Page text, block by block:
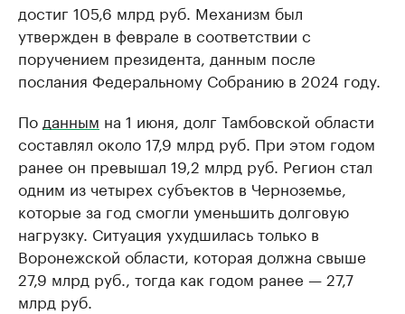
достиг 105,6 млрд руб. Механизм был
утвержден в феврале в соответствии с
поручением президента, данным после
послания Федеральному Собранию в 2024 году.
По данным на 1 июня, долг Тамбовской области
составлял около 17,9 млрд руб. При этом годом
ранее он превышал 19,2 млрд руб. Регион стал
одним из четырех субъектов в Черноземье,
которые за год смогли уменьшить долговую
нагрузку. Ситуация ухудшилась только в
Воронежской области, которая должна свыше
27,9 млрд руб., тогда как годом ранее — 27,7
млрд руб.